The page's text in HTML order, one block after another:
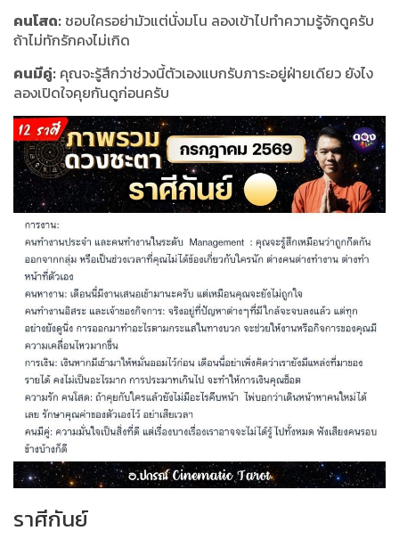
คนโสด: ชอบใครอย่ามัวแต่นั่งมโน ลองเข้าไปทำความรู้จักดูครับ
ถ้าไม่ทักรักคงไม่เกิด
คนมีคู่: คุณจะรู้สึกว่าช่วงนี้ตัวเองแบกรับภาระอยู่ฝ่ายเดียว ยังไง
ลองเปิดใจคุยกันดูก่อนครับ
ราศีกันย์